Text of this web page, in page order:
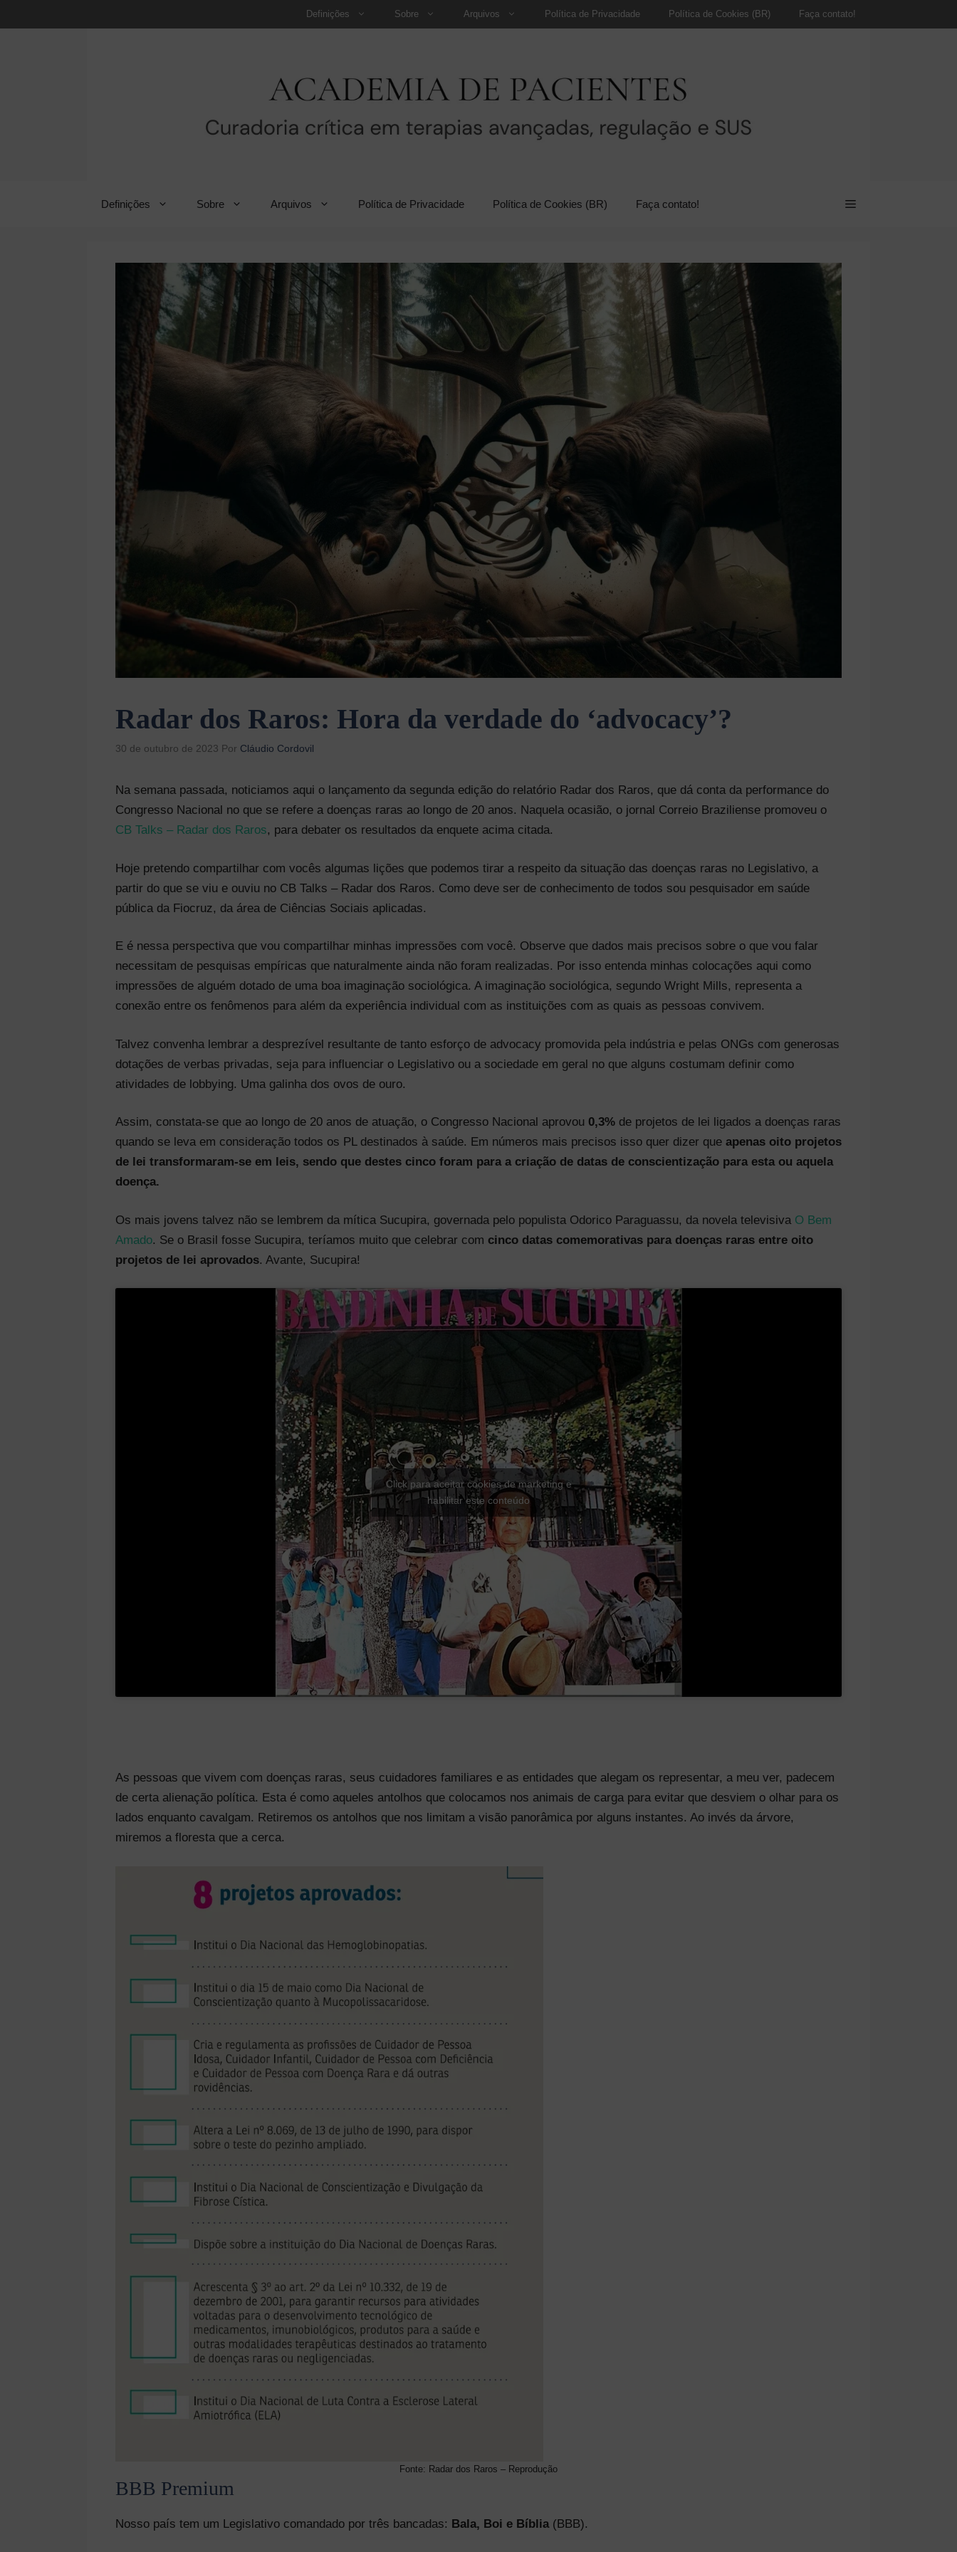
para
Definições Sobre Arquivos Política de Privacidade Política de Cookies (BR) Faça contato!
Definições Sobre Arquivos Política de Privacidade Política de Cookies (BR) Faça contato!
Radar dos Raros: Hora da verdade do ‘advocacy’?
30 de outubro de 2023 Por Cláudio Cordovil
Na semana passada, noticiamos aqui o lançamento da segunda edição do relatório Radar dos Raros, que dá conta da performance do
Congresso Nacional no que se refere a doenças raras ao longo de 20 anos. Naquela ocasião, o jornal Correio Braziliense promoveu o
CB Talks – Radar dos Raros, para debater os resultados da enquete acima citada.
Hoje pretendo compartilhar com vocês algumas lições que podemos tirar a respeito da situação das doenças raras no Legislativo, a
partir do que se viu e ouviu no CB Talks – Radar dos Raros. Como deve ser de conhecimento de todos sou pesquisador em saúde
pública da Fiocruz, da área de Ciências Sociais aplicadas.
E é nessa perspectiva que vou compartilhar minhas impressões com você. Observe que dados mais precisos sobre o que vou falar
necessitam de pesquisas empíricas que naturalmente ainda não foram realizadas. Por isso entenda minhas colocações aqui como
impressões de alguém dotado de uma boa imaginação sociológica. A imaginação sociológica, segundo Wright Mills, representa a
conexão entre os fenômenos para além da experiência individual com as instituições com as quais as pessoas convivem.
Talvez convenha lembrar a desprezível resultante de tanto esforço de advocacy promovida pela indústria e pelas ONGs com generosas
dotações de verbas privadas, seja para influenciar o Legislativo ou a sociedade em geral no que alguns costumam definir como
atividades de lobbying. Uma galinha dos ovos de ouro.
Assim, constata-se que ao longo de 20 anos de atuação, o Congresso Nacional aprovou 0,3% de projetos de lei ligados a doenças raras
quando se leva em consideração todos os PL destinados à saúde. Em números mais precisos isso quer dizer que apenas oito projetos
de lei transformaram-se em leis, sendo que destes cinco foram para a criação de datas de conscientização para esta ou aquela
doença.
Os mais jovens talvez não se lembrem da mítica Sucupira, governada pelo populista Odorico Paraguassu, da novela televisiva O Bem
Amado. Se o Brasil fosse Sucupira, teríamos muito que celebrar com cinco datas comemorativas para doenças raras entre oito
projetos de lei aprovados. Avante, Sucupira!
Click para aceitar cookies de marketing e
habilitar este conteúdo
As pessoas que vivem com doenças raras, seus cuidadores familiares e as entidades que alegam os representar, a meu ver, padecem
de certa alienação política. Esta é como aqueles antolhos que colocamos nos animais de carga para evitar que desviem o olhar para os
lados enquanto cavalgam. Retiremos os antolhos que nos limitam a visão panorâmica por alguns instantes. Ao invés da árvore,
miremos a floresta que a cerca.
Fonte: Radar dos Raros – Reprodução
BBB Premium
Nosso país tem um Legislativo comandado por três bancadas: Bala, Boi e Bíblia (BBB).